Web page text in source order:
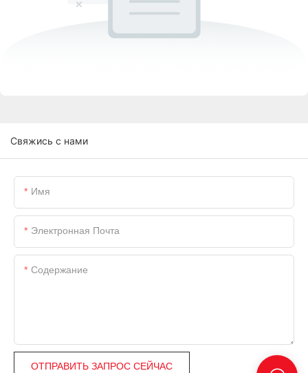
Свяжись с нами
Имя
Электронная Почта
Содержание
ОТПРАВИТЬ ЗАПРОС СЕЙЧАС